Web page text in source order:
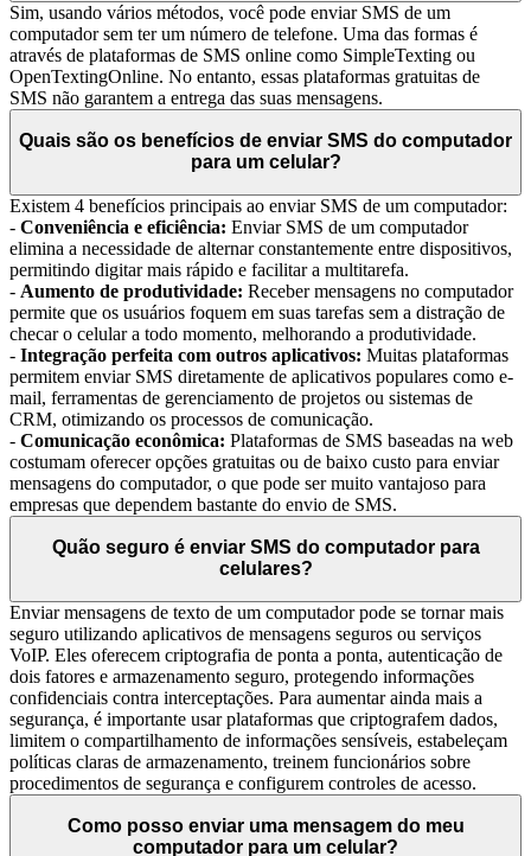
Sim, usando vários métodos, você pode enviar SMS de um
computador sem ter um número de telefone. Uma das formas é
através de plataformas de SMS online como SimpleTexting ou
OpenTextingOnline. No entanto, essas plataformas gratuitas de
SMS não garantem a entrega das suas mensagens.
Quais são os benefícios de enviar SMS do computador
para um celular?
Existem 4 benefícios principais ao enviar SMS de um computador:
- Conveniência e eficiência: Enviar SMS de um computador
elimina a necessidade de alternar constantemente entre dispositivos,
permitindo digitar mais rápido e facilitar a multitarefa.
- Aumento de produtividade: Receber mensagens no computador
permite que os usuários foquem em suas tarefas sem a distração de
checar o celular a todo momento, melhorando a produtividade.
- Integração perfeita com outros aplicativos: Muitas plataformas
permitem enviar SMS diretamente de aplicativos populares como e-
mail, ferramentas de gerenciamento de projetos ou sistemas de
CRM, otimizando os processos de comunicação.
- Comunicação econômica: Plataformas de SMS baseadas na web
costumam oferecer opções gratuitas ou de baixo custo para enviar
mensagens do computador, o que pode ser muito vantajoso para
empresas que dependem bastante do envio de SMS.
Quão seguro é enviar SMS do computador para
celulares?
Enviar mensagens de texto de um computador pode se tornar mais
seguro utilizando aplicativos de mensagens seguros ou serviços
VoIP. Eles oferecem criptografia de ponta a ponta, autenticação de
dois fatores e armazenamento seguro, protegendo informações
confidenciais contra interceptações. Para aumentar ainda mais a
segurança, é importante usar plataformas que criptografem dados,
limitem o compartilhamento de informações sensíveis, estabeleçam
políticas claras de armazenamento, treinem funcionários sobre
procedimentos de segurança e configurem controles de acesso.
Como posso enviar uma mensagem do meu
computador para um celular?